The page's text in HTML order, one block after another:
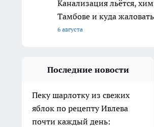
Канализация льётся,
Тамбове и куда
6 августа
Последние новости
Пеку шарлотку из свежих
яблок по рецепту Ивлева
почти каждый день: